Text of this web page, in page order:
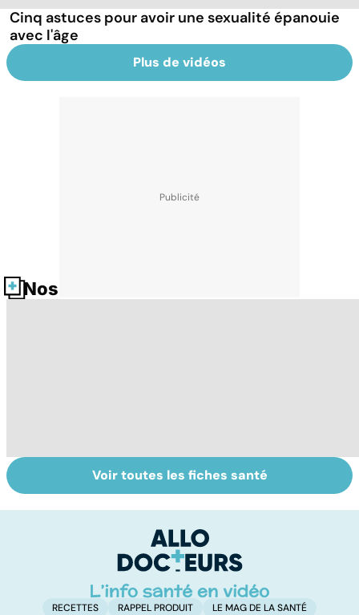
Cinq astuces pour avoir une sexualité épanouie
avec l'âge
Plus de vidéos
Nos fiches santé
Le café : une
mine d'or pour
Faire du sport à
domicile, c'est
Voir toutes les fiches santé
RECETTES RAPPEL PRODUIT LE MAG DE LA SANTÉ